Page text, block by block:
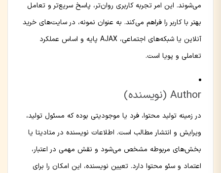
می‌شوند. این امر تجربه کاربری روان‌تر، پاسخ سریع‌تر و تعامل
بهتر با کاربر را فراهم می‌کند. به عنوان نمونه، در سایت‌های خرید
آنلاین یا شبکه‌های اجتماعی، AJAX پایه و اساس عملکرد
تعاملی و پویا است.
Author (نویسنده)
در زمینه تولید محتوا، فرد یا موجودیتی بوده که مسئول تولید،
ویرایش و انتشار مطالب است. اطلاعات نویسنده در متادیتا یا
بخش‌های مربوطه مشخص می‌شود و نقش مهمی در اعتبار،
اعتماد و سئو محتوا دارد. تعیین نویسنده، این امکان را برای